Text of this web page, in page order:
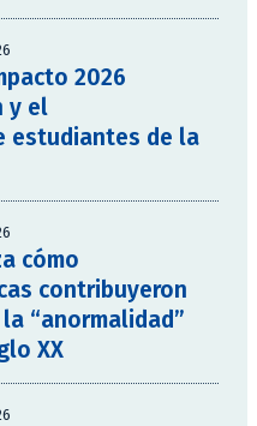
2026
y el
estudiantes de la
cómo
contribuyeron
“anormalidad”
XX